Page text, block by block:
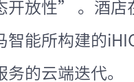
放性” 。酒店
智能所构建的
的云端迭代。